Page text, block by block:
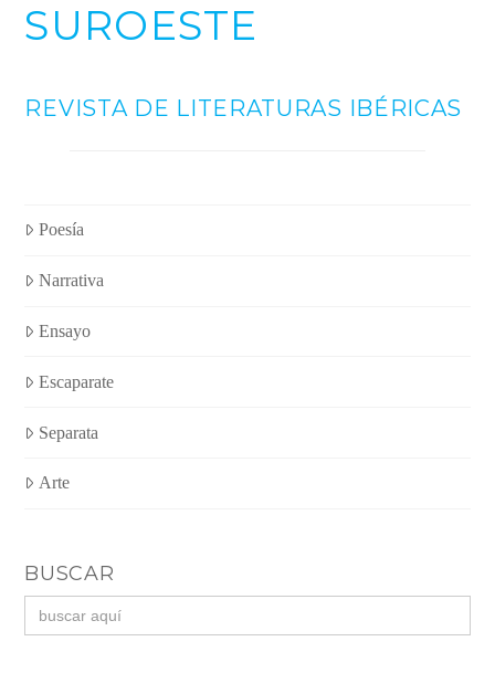
SUROESTE
REVISTA DE LITERATURAS IBÉRICAS
Poesía
Narrativa
Ensayo
Escaparate
Separata
Arte
BUSCAR
Buscar: